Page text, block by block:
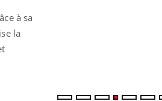
à sa
la